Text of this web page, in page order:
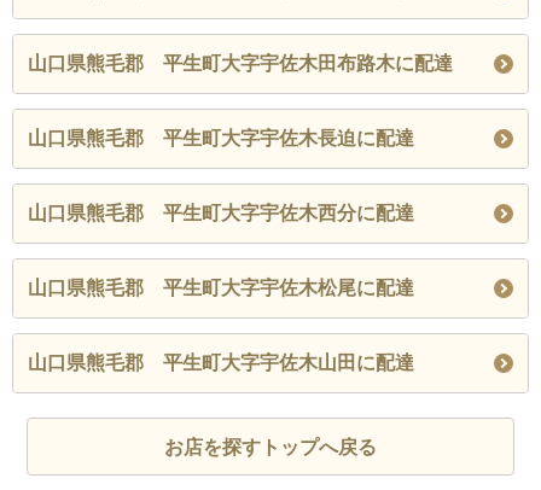
山口県熊毛郡 平生町大字宇佐木田布路木に配達
山口県熊毛郡 平生町大字宇佐木長迫に配達
山口県熊毛郡 平生町大字宇佐木西分に配達
山口県熊毛郡 平生町大字宇佐木松尾に配達
山口県熊毛郡 平生町大字宇佐木山田に配達
お店を探すトップへ戻る